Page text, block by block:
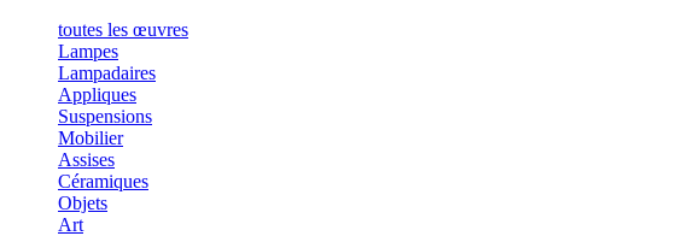
toutes les œuvres
Lampes
Lampadaires
Appliques
Suspensions
Mobilier
Assises
Céramiques
Objets
Art